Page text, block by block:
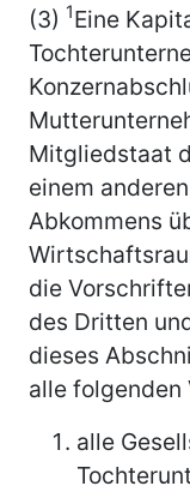
(3) 1Eine
Mitgliedstaat
einem
Abkommens
die
des Dritten
dieses
alle folgenden
alle